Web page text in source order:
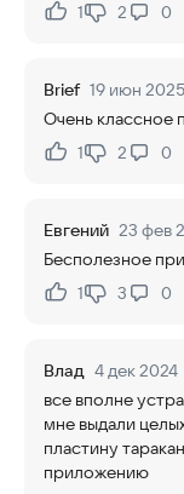
Нравится:
1Не нравится:
2 0
Brief 19 июн 2025
Очень классное
Нравится:
1Не нравится:
2 0
Евгений 23 фев
Бесполезное
Нравится:
1Не нравится:
3 0
Влад 4 дек 2024
все вполне
мне выдали
пластину
приложению